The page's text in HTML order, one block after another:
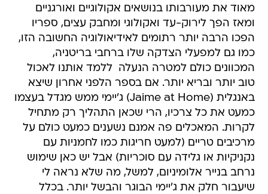
מאוד את מעורבותו בנושאים אקולוגיים ואורגניים
ומאז הפך לירוק-עד ואקולוגי ומחבק עצים, ספריו
הפכו הרבה יותר רתומים לאידיאולוגיה החשובה הזו,
כמו גם למפעלי הצדקה שלו ברחבי בריטניה,
המכוונים כולם למטרה הנעלה  ללמד אותנו לאכול
טוב יותר ובריא יותר. אם בספר הלפני אחרון שיצא
באנגלית (Jaime at Home) ג'יימי ממש מגדל בעצמו
כמעט את כל צרכיו, הרי שכאן התהליך רק מתחיל
לקרות. המאכלים פה אמנם נשענים כמעט כולם על
מרכיבים טריים (למעט חריגות כמו לחמניות עם
נקניקיות או גלידה עם סוכריות) אבל יש כאן שימוש
נרחב בנייר אלומיניום, למשל, מה שלא נראה לי
שיעבור חלק את ג'יימי הבוגר והבשל יותר. בכלל